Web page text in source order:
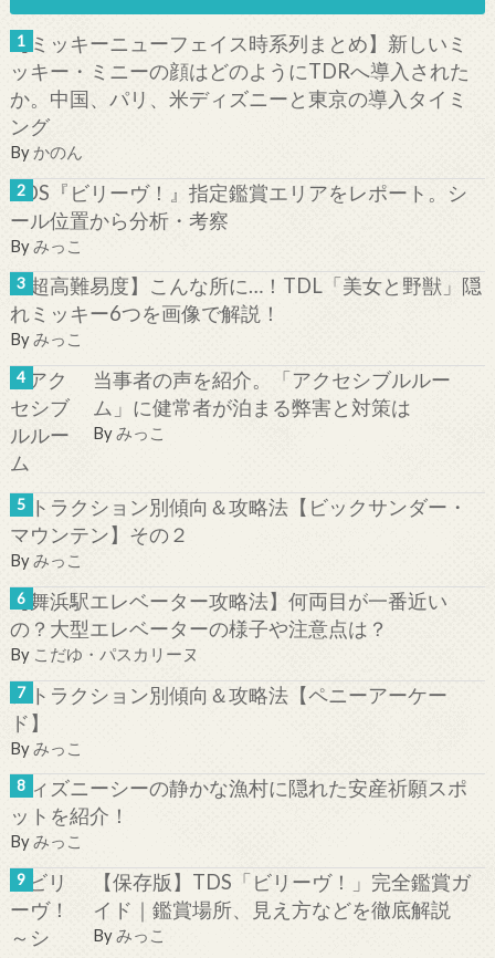
【ミッキーニューフェイス時系列まとめ】新しいミ
ッキー・ミニーの顔はどのようにTDRへ導入された
か。中国、パリ、米ディズニーと東京の導入タイミ
ング
By かのん
TDS『ビリーヴ！』指定鑑賞エリアをレポート。シ
ール位置から分析・考察
By みっこ
【超高難易度】こんな所に…！TDL「美女と野獣」隠
れミッキー6つを画像で解説！
Byみっこ
当事者の声を紹介。「アクセシブルルー
ム」に健常者が泊まる弊害と対策は
Byみっこ
アトラクション別傾向＆攻略法【ビックサンダー・
マウンテン】その２
Byみっこ
【舞浜駅エレベーター攻略法】何両目が一番近い
の？大型エレベーターの様子や注意点は？
By こだゆ・パスカリーヌ
アトラクション別傾向＆攻略法【ペニーアーケー
ド】
By みっこ
ディズニーシーの静かな漁村に隠れた安産祈願スポ
ットを紹介！
Byみっこ
【保存版】TDS「ビリーヴ！」完全鑑賞ガ
イド｜鑑賞場所、見え方などを徹底解説
Byみっこ